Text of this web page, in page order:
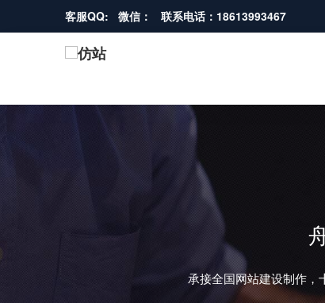
客服QQ: 微信： 联系电话：18613993467
承接全国网站建设制作，